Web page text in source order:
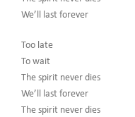
We’ll last forever
Too late
To wait
The spirit never dies
We’ll last forever
The spirit never dies